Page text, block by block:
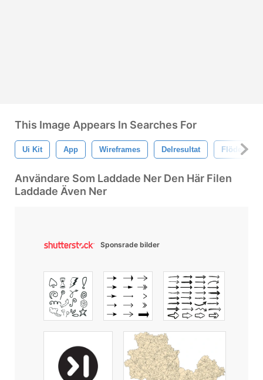
This Image Appears In Searches For
Ui Kit App Wireframes Delresultat
Användare Som Laddade Ner Den Här Filen
Laddade Även Ner
Sponsrade bilder